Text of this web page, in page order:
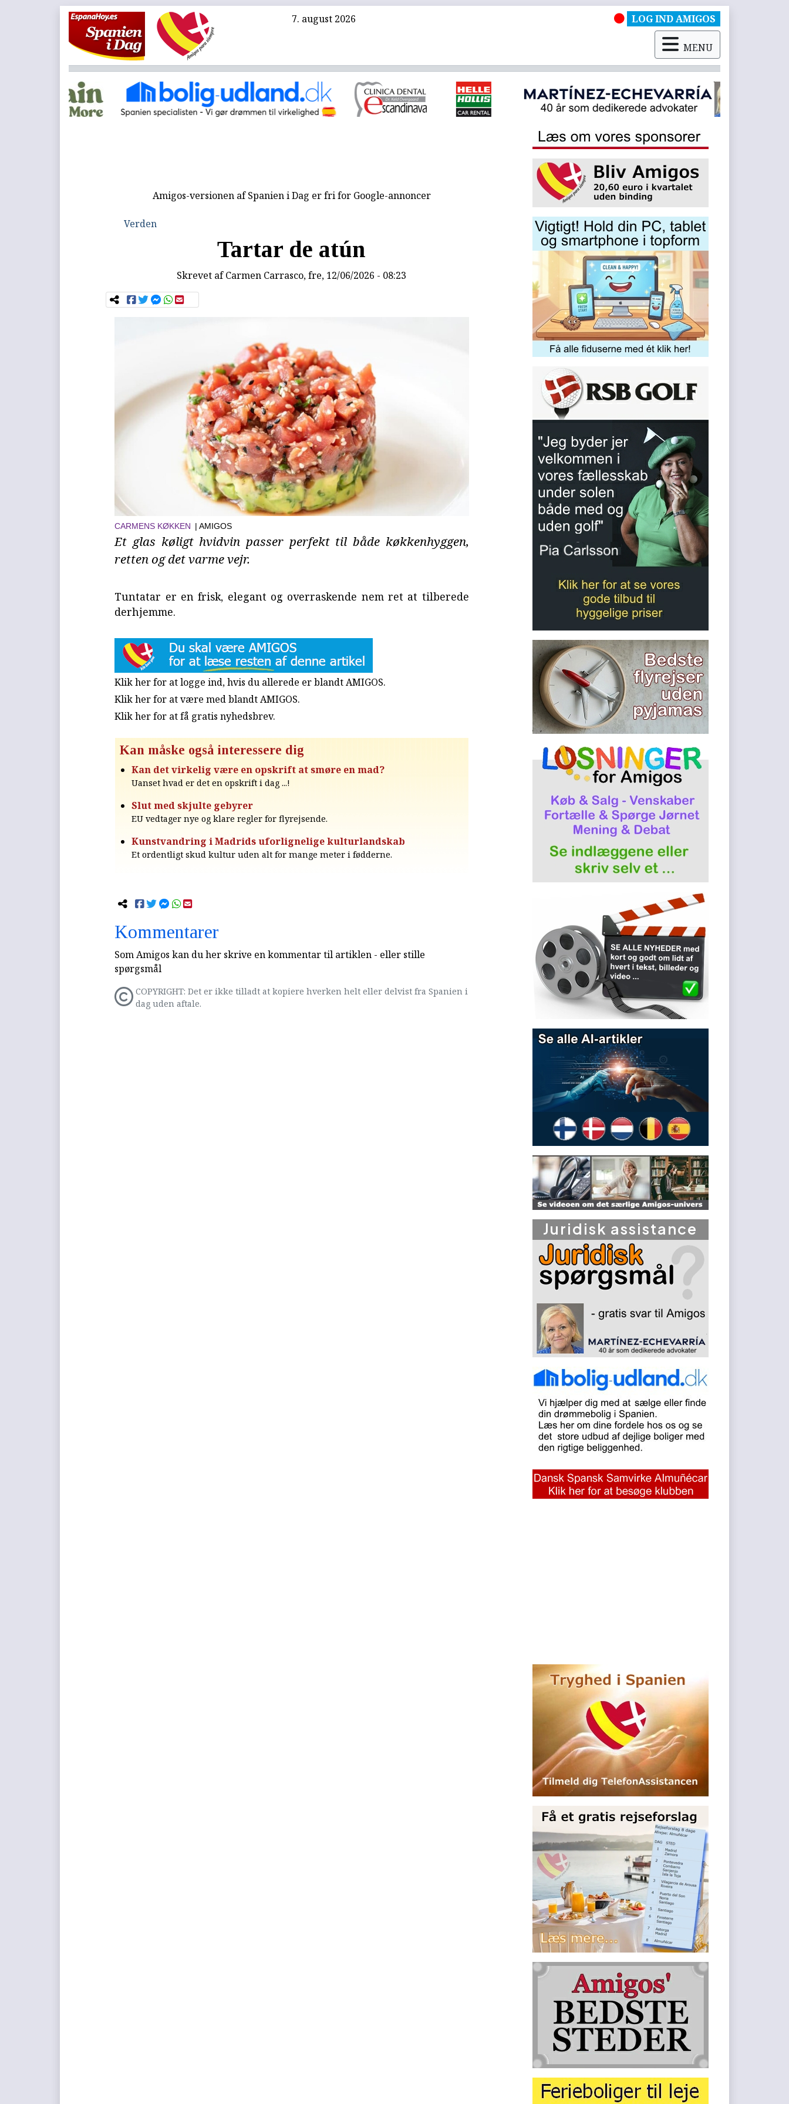
7. august 2026 LOG IND AMIGOS
MENU
Amigos-versionen af Spanien i Dag er fri for Google-annoncer
Verden
Tartar de atún
Skrevet afCarmen Carrasco, fre, 12/06/2026 - 08:23
CARMENS KØKKEN | AMIGOS
Et glas køligt hvidvin passer perfekt til både køkkenhyggen,
retten og det varme vejr.
Tuntatar er en frisk, elegant og overraskende nem ret at tilberede
derhjemme.
Klik her for at logge ind, hvis du allerede er blandt AMIGOS.
Klik her for at være med blandt AMIGOS.
Klik her for at få gratis nyhedsbrev.
Kan måske også interessere dig
Kan det virkelig være en opskrift at smøre en mad?
Uanset hvad er det en opskrift i dag ...!
Slut med skjulte gebyrer
EU vedtager nye og klare regler for flyrejsende.
Kunstvandring i Madrids uforlignelige kulturlandskab
Et ordentligt skud kultur uden alt for mange meter i fødderne.
Kommentarer
Som Amigos kan du her skrive en kommentar til artiklen - eller stille
spørgsmål
COPYRIGHT: Det er ikke tilladt at kopiere hverken helt eller delvist fra Spanien i
dag uden aftale.